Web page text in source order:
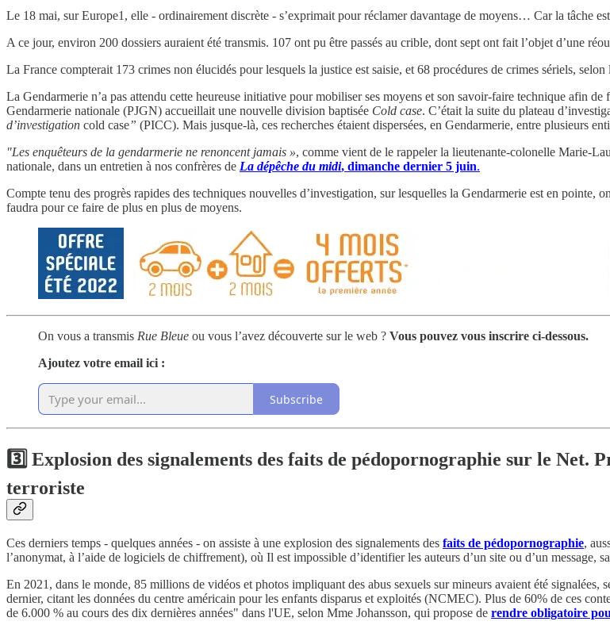
Le 18 mai, sur Europe1, elle - ordinairement discrète - s’exprimait pour réclamer davantage de moyens… Car la tâche
A ce jour, environ 200 dossiers auraient été transmis. 107 ont pu être passés au crible, dont sept ont fait l’objet d’une
La France compterait 173 crimes non élucidés pour lesquels la justice est saisie, et 68 procédures de crimes sériels, selon
La Gendarmerie n’a pas attendu cette heureuse initiative pour mobiliser ses moyens et son savoir-faire technique afin
Gendarmerie nationale (PJGN) accueillait une nouvelle division baptisée Cold case. C’était la suite du plateau
d’investigation cold case” (PICC). Mais jusque-là, ces recherches étaient dispersées, en Gendarmerie, entre plusieurs
"Les enquêteurs de la gendarmerie ne renoncent jamais », comme vient de le rappeler la lieutenante-colonelle Marie-
nationale, dans un entretien à nos confrères de La dépêche du midi, dimanche dernier 5 juin.
Compte tenu des progrès rapides des techniques nouvelles d’investigation, sur lesquelles la Gendarmerie est en pointe,
faudra pour ce faire de plus en plus de moyens.
On vous a transmis Rue Bleue ou vous l’avez découverte sur le web ? Vous pouvez vous inscrire ci-dessous.
Ajoutez votre email ici :
Subscribe
3️⃣ Explosion des signalements des faits de pédopornographie sur le Net.
terroriste
Ces derniers temps - quelques années - on assiste à une explosion des signalements des faits de pédopornographie,
l’anonymat, à l’aide de logiciels de chiffrement), où Il est impossible d’identifier les auteurs d’un site ou d’un message,
En 2021, dans le monde, 85 millions de vidéos et photos impliquant des abus sexuels sur mineurs avaient été
dernier, citant les données du centre américain pour les enfants disparus et exploités (NCMEC). Plus de 60% de ces
de 6.000 % au cours des dix dernières années" dans l'UE, selon Mme Johansson, qui propose de rendre obligatoire